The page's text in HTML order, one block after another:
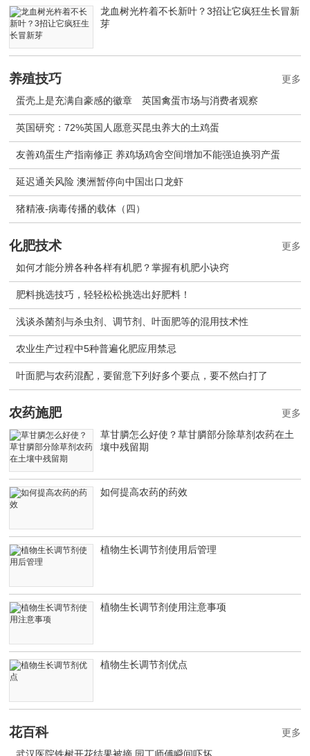
龙血树光杵着不长新叶？3招让它疯狂生长冒新
芽
养殖技巧
蛋壳上是充满自豪感的徽章 英国禽蛋市场与消费者观察
英国研究：72%英国人愿意买昆虫养大的土鸡蛋
友善鸡蛋生产指南修正 养鸡场鸡舍空间增加不能强迫换羽产蛋
延迟通关风险 澳洲暂停向中国出口龙虾
猪精液-病毒传播的载体（四）
更多
化肥技术
如何才能分辨各种各样有机肥？掌握有机肥小诀窍
肥料挑选技巧，轻轻松松挑选出好肥料！
浅谈杀菌剂与杀虫剂、调节剂、叶面肥等的混用技术性
农业生产过程中5种普遍化肥应用禁忌
叶面肥与农药混配，要留意下列好多个要点，要不然白打了
更多
农药施肥
草甘膦怎么好使？草甘膦部分除草剂农药在土
壤中残留期
如何提高农药的药效
植物生长调节剂使用后管理
植物生长调节剂使用注意事项
植物生长调节剂优点
更多
花百科 更多